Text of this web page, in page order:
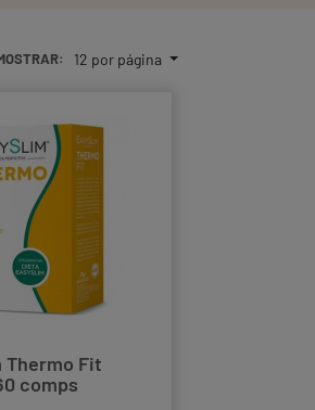
12 por página
Thermo Fit
comps